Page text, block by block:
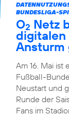
BUNDESLIGA-
O2 Netz
digitalen
Am 16. Mai ist
Fußball-
Neustart und
Runde der
Fans im